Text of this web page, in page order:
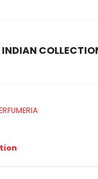
INDIAN